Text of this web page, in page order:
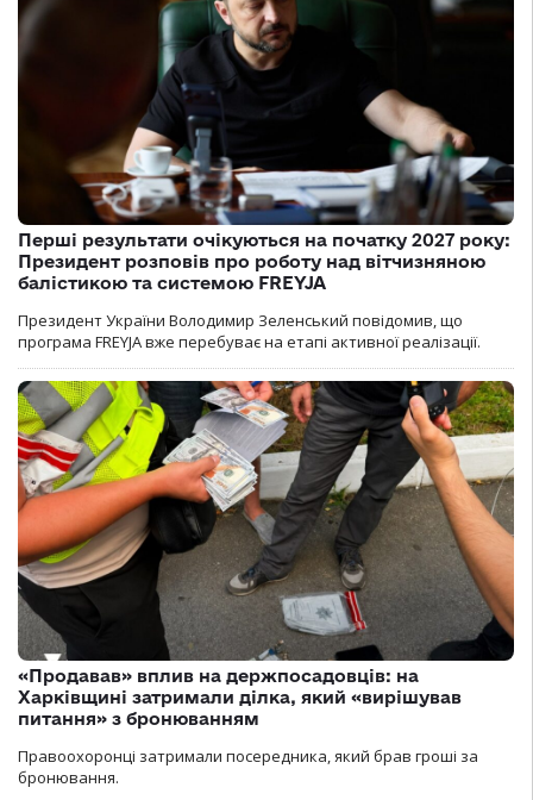
Перші результати очікуються на початку 2027 року:
Президент розповів про роботу над вітчизняною
балістикою та системою FREYJA
Президент України Володимир Зеленський повідомив, що
програма FREYJA вже перебуває на етапі активної реалізації.
«Продавав» вплив на держпосадовців: на
Харківщині затримали ділка, який «вирішував
питання» з бронюванням
Правоохоронці затримали посередника, який брав гроші за
бронювання.